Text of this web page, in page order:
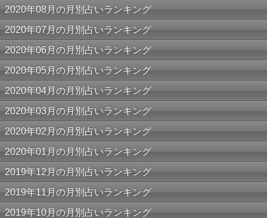
2020年08月の月別占いランキング
2020年07月の月別占いランキング
2020年06月の月別占いランキング
2020年05月の月別占いランキング
2020年04月の月別占いランキング
2020年03月の月別占いランキング
2020年02月の月別占いランキング
2020年01月の月別占いランキング
2019年12月の月別占いランキング
2019年11月の月別占いランキング
2019年10月の月別占いランキング